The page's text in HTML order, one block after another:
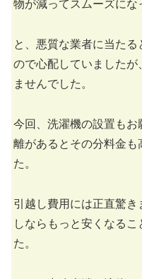
物が減ってスムーズにな
と、悪質な業者に当たる
ので心配していましたが
ませんでした。
今回、洗濯機の設置も
離があるとその分料金も
た。
引越し費用には正直驚
しならもっと安くなる
た。